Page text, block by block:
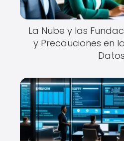
La Nube y las
y Precauciones en
Datos